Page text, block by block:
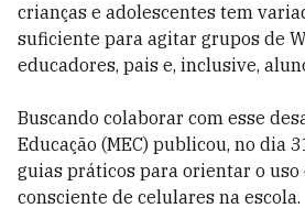
crianças e adolescentes tem
suficiente para agitar grupos de
educadores, pais e, inclusive,
Buscando colaborar com esse
Educação (MEC) publicou, no dia
guias práticos para orientar o
consciente de celulares na escola.